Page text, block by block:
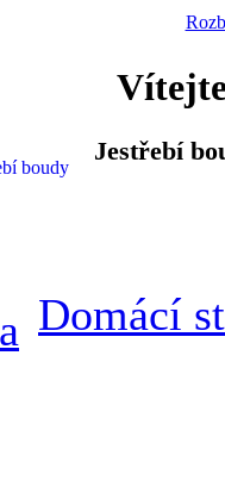
Jestřebí
Domácí